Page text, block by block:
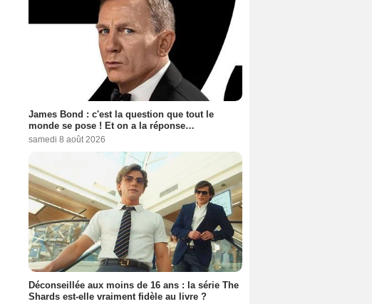
James Bond : c'est la question que tout le
monde se pose ! Et on a la réponse…
samedi 8 août 2026
Déconseillée aux moins de 16 ans : la série The
Shards est-elle vraiment fidèle au livre ?